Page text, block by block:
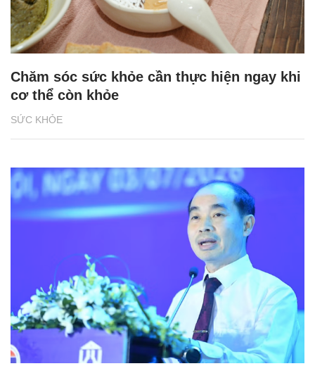
SỨC KHỎE
Chăm sóc sức khỏe cần thực hiện ngay khi
cơ thể còn khỏe